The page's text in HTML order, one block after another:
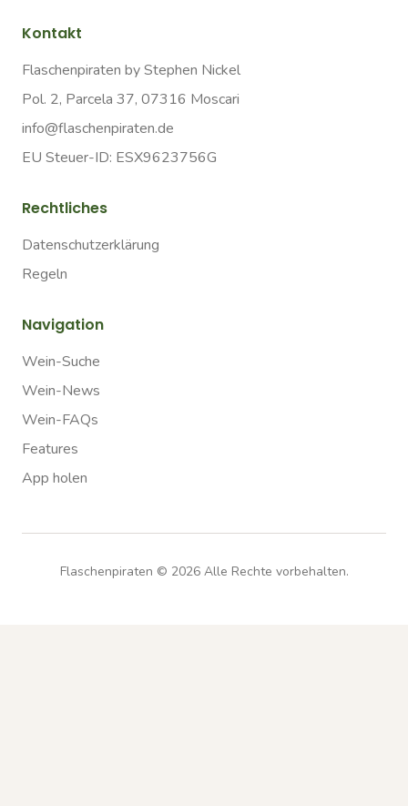
Kontakt
Flaschenpiraten by Stephen Nickel
Pol. 2, Parcela 37, 07316 Moscari
info@flaschenpiraten.de
EU Steuer-ID: ESX9623756G
Rechtliches
Datenschutzerklärung
Regeln
Navigation
Wein-Suche
Wein-News
Wein-FAQs
Features
App holen
Flaschenpiraten © 2026Alle Rechte vorbehalten.